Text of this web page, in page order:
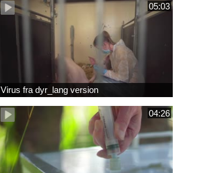
05:03
Virus fra dyr_lang version
04:26